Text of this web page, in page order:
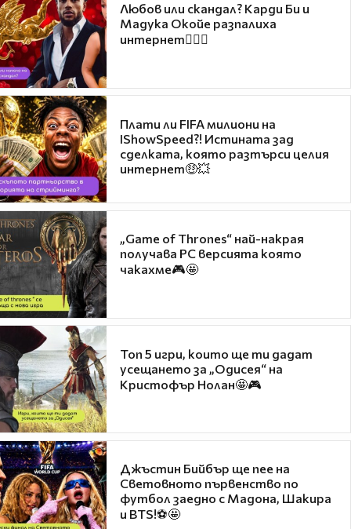
Любов или скандал? Карди Би и
Мадука Окойе разпалиха
интернет❤️‍🔥🔥
Плати ли FIFA милиони на
IShowSpeed?! Истината зад
сделката, която разтърси целия
интернет🤑💥
„Game of Thrones“ най-накрая
получава PC версията която
чакахме🎮🤩
Топ 5 игри, които ще ти дадат
усещането за „Одисея“ на
Кристофър Нолан🤩🎮
Джъстин Бийбър ще пее на
Световното първенство по
футбол заедно с Мадона, Шакира
и BTS!⚽🤩